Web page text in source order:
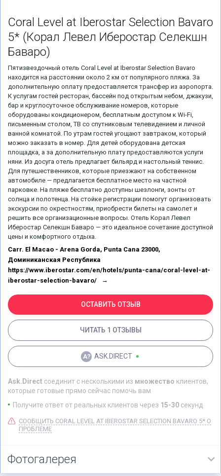
Coral Level at Iberostar Selection Bavaro
5* (Корал Левел Иберостар Селекшн
Баваро)
Пятизвездочный отель Coral Level at Iberostar Selection Bavaro
находится на расстоянии около 2 км от популярного пляжа. За
дополнительную оплату предоставляется трансфер из аэропорта.
К услугам гостей ресторан, бассейн под открытым небом, джакузи,
бар и круглосуточное обслуживание номеров, которые
оборудованы кондиционером, бесплатным доступом к Wi-Fi,
письменным столом, ТВ со спутниковым телевидением и личной
ванной комнатой. По утрам гостей угощают завтраком, который
можно заказать в номер. Для детей оборудована детская
площадка, а за дополнительную плату предоставляются услуги
няни. Из досуга отель предлагает бильярд и настольный теннис.
Для путешественников, которые приезжают на собственном
автомобиле — предлагается бесплатное место на частной
парковке. На пляже бесплатно доступны шезлонги, зонты от
солнца и полотенца. На стойке регистрации помогут организовать
экскурсии по окрестностям, приобрести билеты на самолет и
решить все организационные вопросы. Отель Корал Левел
Иберостар Селекшн Баваро — это идеальное сочетание доступной
цены и комфортного отдыха.
Carr. El Macao - Arena Gorda, Punta Cana 23000,
Доминиканская Республика
https://www.iberostar.com/en/hotels/punta-cana/coral-level-at-
iberostar-selection-bavaro/
ОСТАВИТЬ ОТЗЫВ
ЧИТАТЬ 1 ОТЗЫВЫ
ASK.DIRECT
Ask.Direct соединит с несколькими из множество клиентов,
которые готовые прямо сейчас помочь вам
Получите ответ от реальных клиентов через 15-30 секунд
СООБЩИТЬ CORAL LEVEL AT IBEROSTAR SELECTION BAVARO 5* О
ПРОБЛЕМЕ
Фотогалерея